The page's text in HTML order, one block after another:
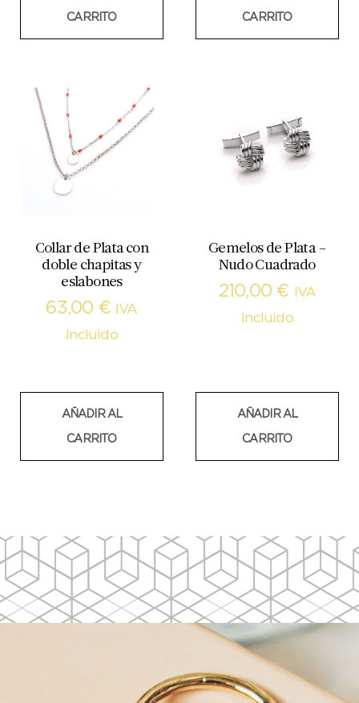
CARRITO CARRITO
Collar de Plata con
doble chapitas y
eslabones
63,00 €
IVA
Incluido
AÑADIR AL
CARRITO
Gemelos de Plata –
Nudo Cuadrado
210,00 €
IVA
Incluido
AÑADIR AL
CARRITO